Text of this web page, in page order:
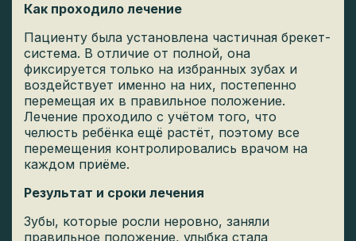
Как проходило лечение
Пациенту была установлена частичная брекет-
система. В отличие от полной, она
фиксируется только на избранных зубах и
воздействует именно на них, постепенно
перемещая их в правильное положение.
Лечение проходило с учётом того, что
челюсть ребёнка ещё растёт, поэтому все
перемещения контролировались врачом на
каждом приёме.
Результат и сроки лечения
Зубы, которые росли неровно, заняли
правильное положение, улыбка стала